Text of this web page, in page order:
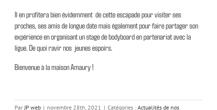
Il en profitera bien évidemment de cette escapade pour visiter ses
proches, ses amis de longue date mais également pour faire partager son
expérience en organisant un stage de bodyboard en partenariat avec la
ligue. De quoi ravir nos jeunes espoirs.
Bienvenue à la maison Amaury !
Par JP web | novembre 28th, 2021 | Catégories : Actualités de nos